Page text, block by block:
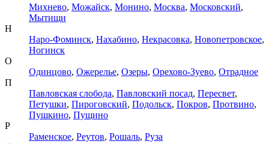
Михнево, Можайск, Монино, Москва, Московский,
Мытищи
Н
Наро-Фоминск, Нахабино, Некрасовка, Новопетровское,
Ногинск
О
Одинцово, Ожерелье, Озеры, Орехово-Зуево, Отрадное
П
Павловская слобода, Павловский посад, Пересвет,
Петушки, Пироговский, Подольск, Покров, Протвино,
Пушкино, Пущино
Р
Раменское, Реутов, Рошаль, Руза